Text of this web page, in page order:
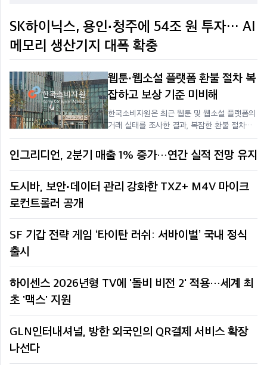
SK하이닉스, 용인·청주에 54조 원 투자… AI
메모리 생산기지 대폭 확충
웹툰·웹소설 플랫폼 환불 절차 복
잡하고 보상 기준 미비해
한국소비자원은 최근 웹툰 및 웹소설 플랫폼의
거래 실태를 조사한 결과, 복잡한 환불 절차와
불명확한 보상 기준 등으로 인해 소비자 피해
가 지속되고 있다고 7일 밝혔다.한국소비자원
은 최근 웹툰 및 웹소설 플랫폼의 거래 실태를
조사한 결과, 복잡한 환불 절차와 불명확한 보
상 기준 등으로 인해 소비자 피해가 지속되고
인그리디언, 2분기 매출 1% 증가…연간 실적 전망 유지
도시바, 보안·데이터 관리 강화한 TXZ+ M4V 마이크
로컨트롤러 공개
SF 기갑 전략 게임 ‘타이탄 러쉬: 서바이벌’ 국내 정식
출시
하이센스 2026년형 TV에 '돌비 비전 2' 적용…세계 최
초 '맥스' 지원
GLN인터내셔널, 방한 외국인의 QR결제 서비스 확장
나선다